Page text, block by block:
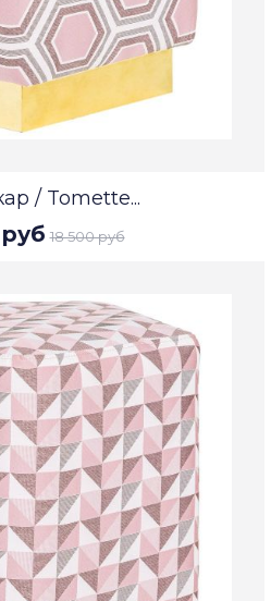
/ Tomette...
18 500 руб